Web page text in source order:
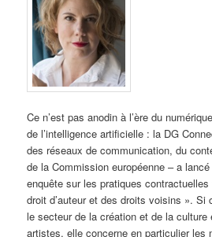
Ce n’est pas anodin à l’ère du
de l’intelligence artificielle : la DG
des réseaux de communication, du
de la Commission européenne – a lancé
enquête sur les pratiques
droit d’auteur et des droits voisins ». Si
le secteur de la création et de la culture
artistes, elle concerne en particulier les